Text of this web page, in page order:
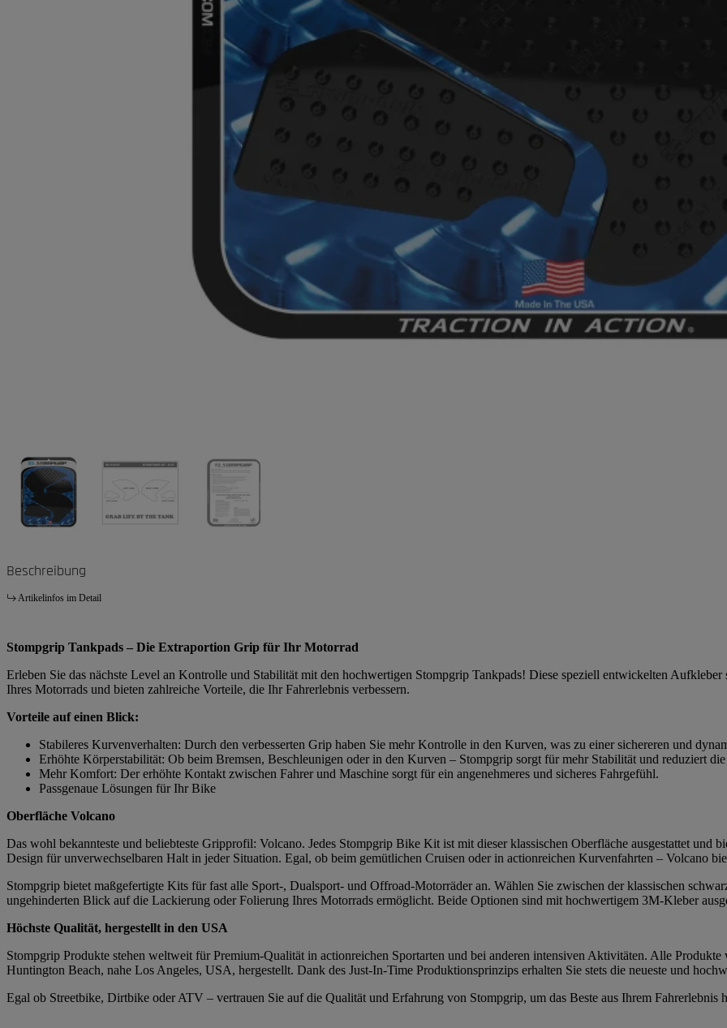
Beschreibung
Artikelinfos im Detail
Stompgrip Tankpads – Die Extraportion Grip für Ihr Motorrad
Erleben Sie das nächste Level an Kontrolle und Stabilität mit den hochwertigen Stompgrip Tankpads! Diese speziell entwickelten
Ihres Motorrads und bieten zahlreiche Vorteile, die Ihr Fahrerlebnis verbessern.
Vorteile auf einen Blick:
Stabileres Kurvenverhalten: Durch den verbesserten Grip haben Sie mehr Kontrolle in den Kurven, was zu einer sichereren und
Erhöhte Körperstabilität: Ob beim Bremsen, Beschleunigen oder in den Kurven – Stompgrip sorgt für mehr Stabilität und reduziert
Mehr Komfort: Der erhöhte Kontakt zwischen Fahrer und Maschine sorgt für ein angenehmeres und sicheres Fahrgefühl.
Passgenaue Lösungen für Ihr Bike
Oberfläche Volcano
Das wohl bekannteste und beliebteste Gripprofil: Volcano. Jedes Stompgrip Bike Kit ist mit dieser klassischen Oberfläche ausgestattet und
Design für unverwechselbaren Halt in jeder Situation. Egal, ob beim gemütlichen Cruisen oder in actionreichen Kurvenfahrten – Volcano
Stompgrip bietet maßgefertigte Kits für fast alle Sport-, Dualsport- und Offroad-Motorräder an. Wählen Sie zwischen der klassischen
ungehinderten Blick auf die Lackierung oder Folierung Ihres Motorrads ermöglicht. Beide Optionen sind mit hochwertigem 3M-Kleber
Höchste Qualität, hergestellt in den USA
Stompgrip Produkte stehen weltweit für Premium-Qualität in actionreichen Sportarten und bei anderen intensiven Aktivitäten. Alle
Huntington Beach, nahe Los Angeles, USA, hergestellt. Dank des Just-In-Time Produktionsprinzips erhalten Sie stets die neueste und
Egal ob Streetbike, Dirtbike oder ATV – vertrauen Sie auf die Qualität und Erfahrung von Stompgrip, um das Beste aus Ihrem Fahrerlebnis